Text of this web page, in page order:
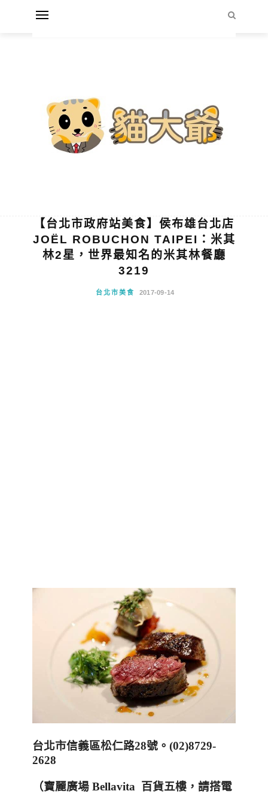
【台北市政府站美食】侯布雄台北店
JOËL ROBUCHON TAIPEI：米其
林2星，世界最知名的米其林餐廳
3219
台北市美食 2017-09-14
台北市信義區松仁路28號。 (02)8729-
2628
（寶麗廣場 Bellavita 百貨五樓，請搭電